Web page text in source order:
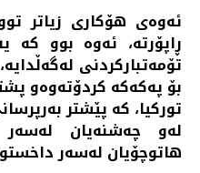
ئەوەی هۆکاری زیاتر
ڕاپۆرتە، ئەوە بوو کە
تۆمەتبارکردنی
بۆ پەکەکە کردۆتەوەو
تورکیا، کە پێشتر
لەو چەشنەیان
هاتوچۆیان لەسەر